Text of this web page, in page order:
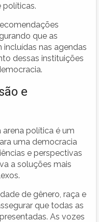
políticas.
que as
nas agendas
dessas instituições
e
política é um
uma democracia
e perspectivas
a soluções mais
de gênero, raça e
que todas as
As vozes